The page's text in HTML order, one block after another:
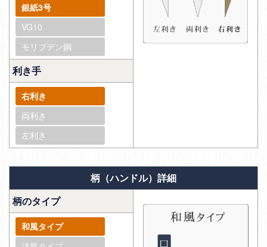
銀紙3号
VG10
モリブデン鋼
利き手
右利き
両利き
左利き
柄（ハンドル）詳細
柄のタイプ
和風タイプ